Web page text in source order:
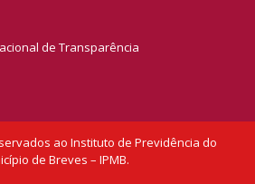
de Transparência
ao Instituto de Previdência do
de Breves – IPMB.